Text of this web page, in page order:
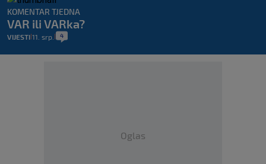
KOMENTAR TJEDNA
VAR ili VARka?
VIJESTI 11. srp. 4
Oglas